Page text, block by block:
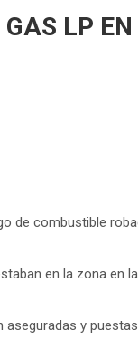
LP EN
de combustible
en la zona en
aseguradas y